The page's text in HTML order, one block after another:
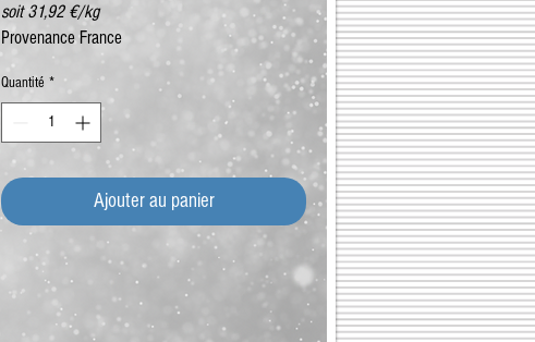
soit 31,92 €/kg
Provenance France
Quantité *
Ajouter au panier